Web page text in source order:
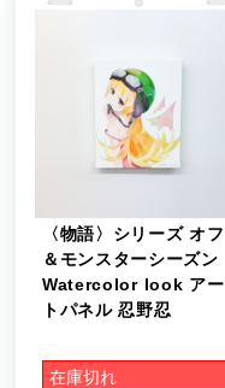
〈物語〉シリーズ オフ
＆モンスターシーズン
Watercolor look アー
トパネル 忍野忍
在庫切れ